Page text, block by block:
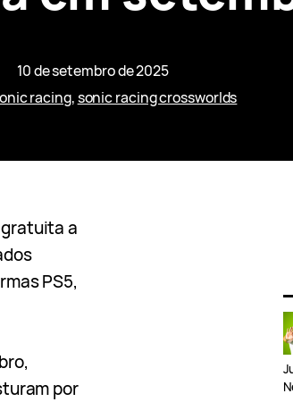
10 de setembro de 2025
racing, sonic racing crossworlds
a
PS5,
por